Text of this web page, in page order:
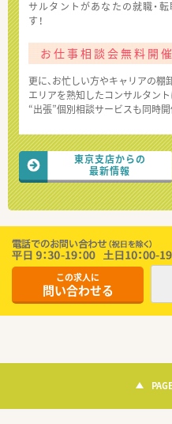
サルタントがあなたの就職・
す！
お仕事相談会無料開催
更に、お忙しい方やキャリアの棚
エリアを熟知したコンサルタント
“出張”個別相談サービスも同時開
東京支店からの
最新情報
この求人に
問い合わせる